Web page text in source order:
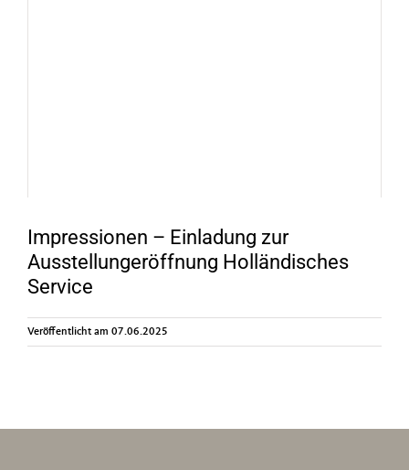
Impressionen – Einladung zur
Ausstellungeröffnung Holländisches
Service
Veröffentlicht am 07.06.2025